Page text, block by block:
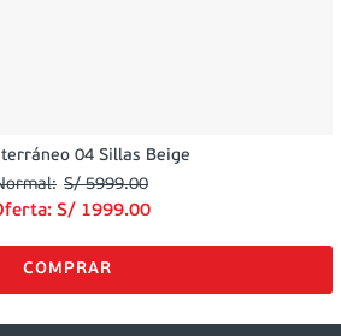
04 Sillas Beige
S/ 5999.00
S/ 1999.00